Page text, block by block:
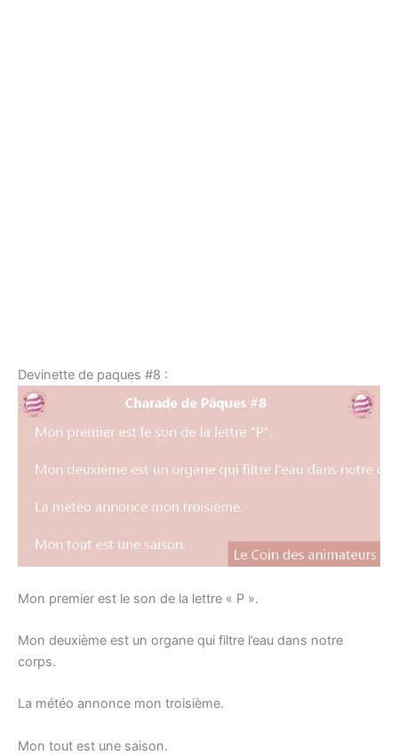
Devinette de paques #8 :
Mon premier est le son de la lettre « P ».
Mon deuxième est un organe qui filtre l’eau dans notre
corps.
La météo annonce mon troisième.
Mon tout est une saison.